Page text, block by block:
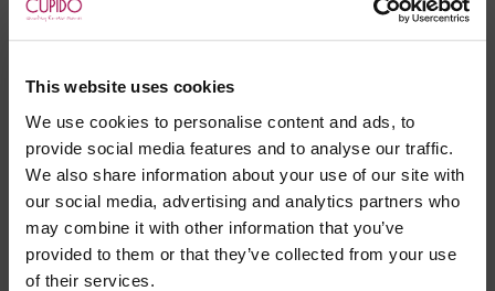
This website uses cookies
We use cookies to personalise content and ads, to
provide social media features and to analyse our traffic.
We also share information about your use of our site with
our social media, advertising and analytics partners who
may combine it with other information that you’ve
provided to them or that they’ve collected from your use
of their services.
com lacinhos à frente, fabricada em renda e tecido
acetinado atrás.
SugestãoCUPIDO: Complete este conjunto com
meias ligas encarnadas ou negras, e unsadesivos
para os mamilos.
Marca: Cottelli Collection